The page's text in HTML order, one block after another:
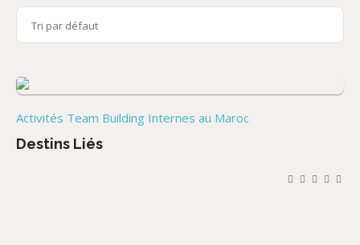
Activités Team Building Internes au Maroc
Destins Liés